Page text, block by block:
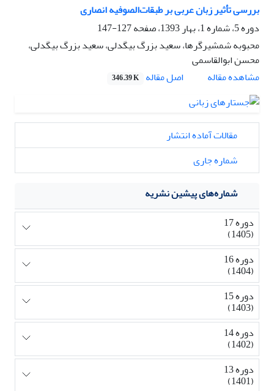
بررسی تأثیر زبان عربی بر طبقات‌الصوفیه انصاری
دوره 5، شماره 1، بهار 1393، صفحه
127-147
محبوبه شمشیرگرها، سعید بزرگ بیگدلی، سعید بزرگ بیگدلی،
محسن ابوالقاسمی
مشاهده مقاله
اصل مقاله 346.39 K
مقالات آماده انتشار
شماره جاری
شماره‌های پیشین نشریه
دوره 17
(1405)
دوره 16
(1404)
دوره 15
(1403)
دوره 14
(1402)
دوره 13
(1401)